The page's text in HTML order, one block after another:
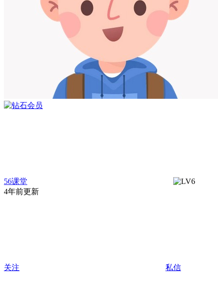
56课堂
4年前更新
关注 私信